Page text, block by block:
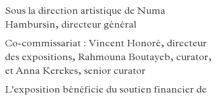
Sous la direction artistique de Numa
Hambursin, directeur général
Co-commissariat : Vincent Honoré, directeur
des expositions, Rahmouna Boutayeb, curator,
et Anna Kerekes, senior curator
L'exposition bénéficie du soutien financier de